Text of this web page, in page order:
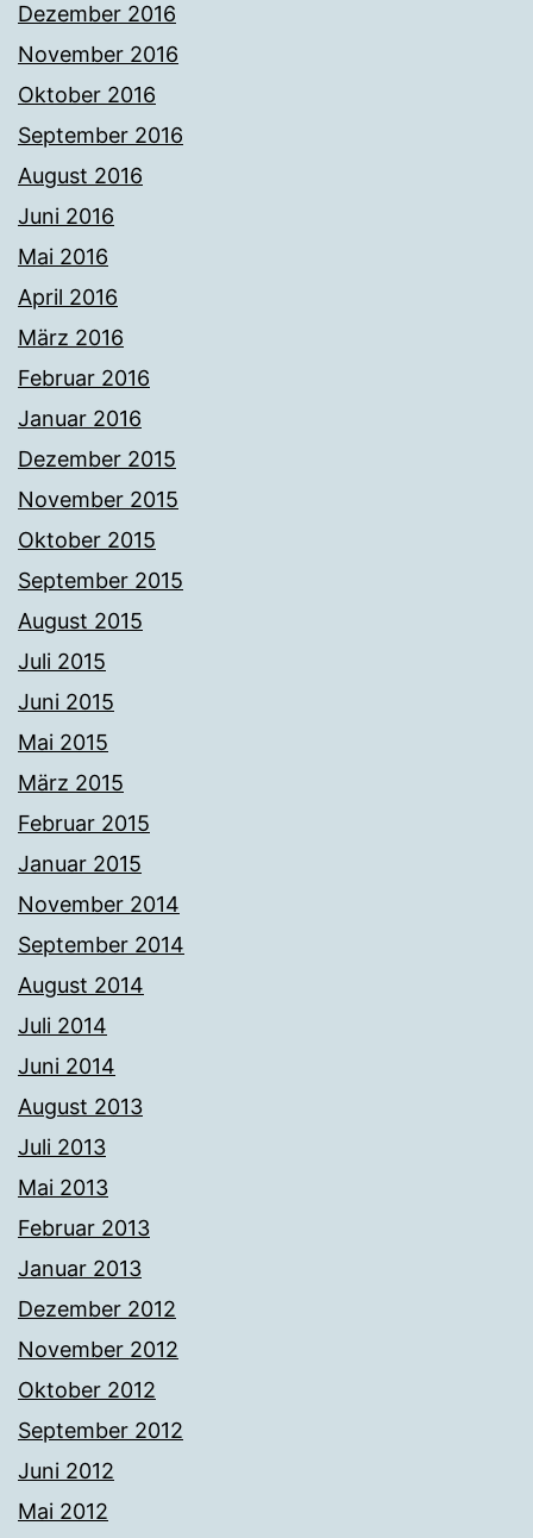
Dezember 2016
November 2016
Oktober 2016
September 2016
August 2016
Juni 2016
Mai 2016
April 2016
März 2016
Februar 2016
Januar 2016
Dezember 2015
November 2015
Oktober 2015
September 2015
August 2015
Juli 2015
Juni 2015
Mai 2015
März 2015
Februar 2015
Januar 2015
November 2014
September 2014
August 2014
Juli 2014
Juni 2014
August 2013
Juli 2013
Mai 2013
Februar 2013
Januar 2013
Dezember 2012
November 2012
Oktober 2012
September 2012
Juni 2012
Mai 2012